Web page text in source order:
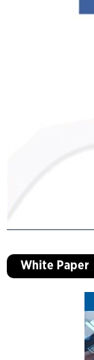
White Paper